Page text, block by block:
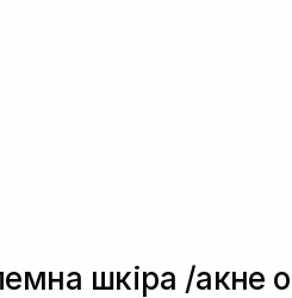
шкіра /акне